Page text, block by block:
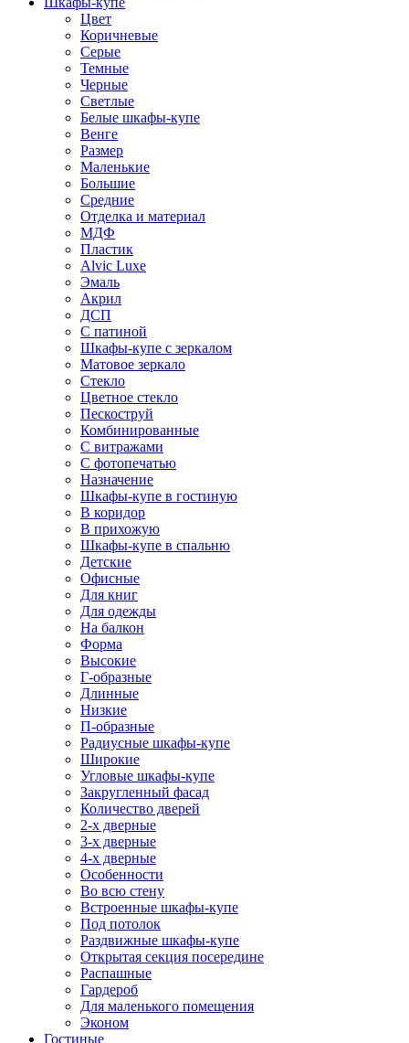
Цвет
Коричневые
Серые
Темные
Черные
Светлые
Белые шкафы-купе
Венге
Размер
Маленькие
Большие
Средние
Отделка и материал
МДФ
Пластик
Alvic Luxe
Эмаль
Акрил
ДСП
С патиной
Шкафы-купе с зеркалом
Матовое зеркало
Стекло
Цветное стекло
Пескоструй
Комбинированные
С витражами
С фотопечатью
Назначение
Шкафы-купе в гостиную
В коридор
В прихожую
Шкафы-купе в спальню
Детские
Офисные
Для книг
Для одежды
На балкон
Форма
Высокие
Г-образные
Длинные
Низкие
П-образные
Радиусные шкафы-купе
Широкие
Угловые шкафы-купе
Закругленный фасад
Количество дверей
2-х дверные
3-х дверные
4-х дверные
Особенности
Во всю стену
Встроенные шкафы-купе
Под потолок
Раздвижные шкафы-купе
Открытая секция посередине
Распашные
Гардероб
Для маленького помещения
Эконом
Гостиные